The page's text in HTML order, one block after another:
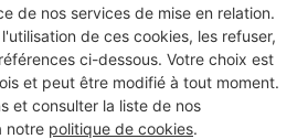
de nos services de mise en relation.
de ces cookies, les refuser,
ci-dessous. Votre choix est
et peut être modifié à tout moment.
et consulter la liste de nos
notre politique de cookies.
UN DEVIS